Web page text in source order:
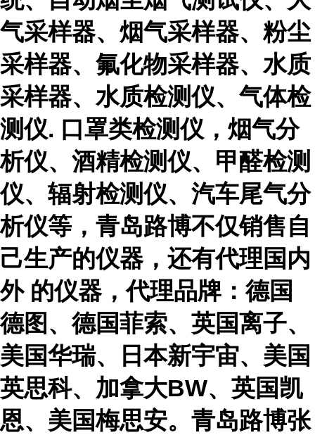
气采样器、烟气采样器、粉尘
采样器、氟化物采样器、水质
采样器、水质检测仪、气体检
测仪. 口罩类检测仪， 烟气分
析仪、酒精检测仪、甲醛检测
仪、辐射检测仪、汽车尾气分
析仪等 ， 青岛路博不仅销售自
己生产的仪器，还有代理国内
外 的仪器，代理品牌：德国
德图、德国菲索、英国离子、
美国华瑞、日本新宇宙、美国
英思科、加拿大BW、英国凯
恩、美国梅思安。 青岛路博张